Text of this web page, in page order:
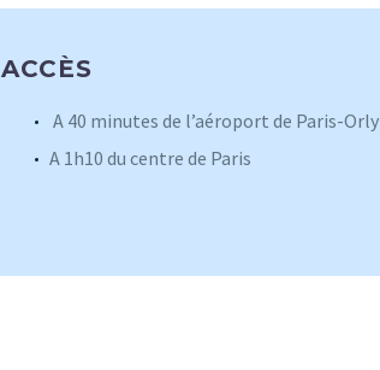
ACCÈS
A 40 minutes de l’aéroport de Paris-Orly
A 1h10 du centre de Paris